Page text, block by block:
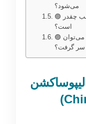
می‌شود؟
🟣 مدت زمان انجام لیپوساکشن غبغب چقدر
است؟
🟣 چه مدت بعد از لیپوساکشن غبغب می‌توان
سر گرفت؟